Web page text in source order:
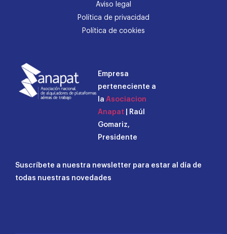
Aviso legal
Política de privacidad
Política de cookies
Empresa
perteneciente a
la Asociacion
Anapat | Raúl
Gomariz,
Presidente
Suscríbete a nuestra newsletter para estar al día de
todas nuestras novedades